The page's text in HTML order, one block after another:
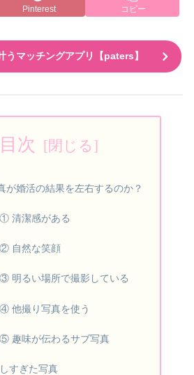
Pinterest コピー
うマッチングアプリ【paters】
目次
が婚活の結果を左右するのか？
清潔感がある
自然な笑顔
明るい場所で撮影している
他撮り写真を使う
趣味が伝わるサブ写真
すぎた写真